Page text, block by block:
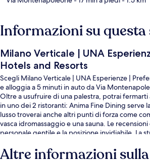
Informazioni su
Milano Verticale | UNA
Hotels and Resorts
Scegli Milano Verticale | UNA Esperienze |
e alloggia a 5 minuti in auto da Via
Oltre a usufruire di una palestra, potrai
in uno dei 2 ristoranti: Anima Fine Dining serve
lusso troverai anche altri punti di forza come
vasca idromassaggio e una sauna. Le
personale gentile e la posizione invidiabile. La
Monte Grappa/via Gioia si trova a 3 min a piedi.
Altre informazioni